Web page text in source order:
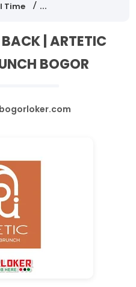
Time Lowongan Kerja
| ARTETIC
BOGOR
bogorloker.com